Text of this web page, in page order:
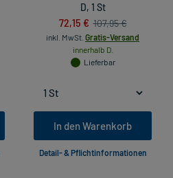
D, 1 St
72,15 € 107,95 €
inkl. MwSt. Gratis-Versand
innerhalb D.
Lieferbar
In den Warenkorb
Detail- & Pflichtinformationen